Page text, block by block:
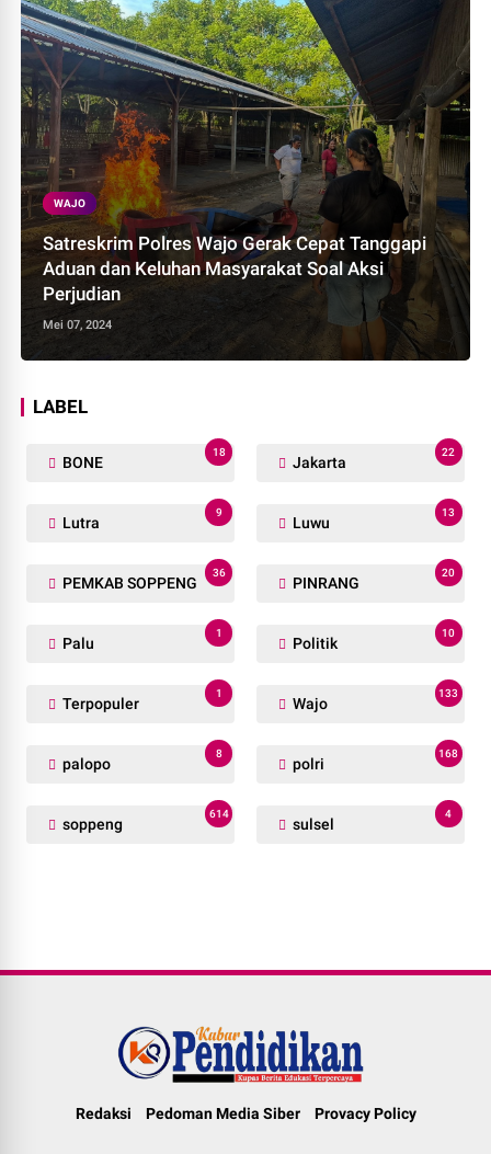
WAJO
Satreskrim Polres Wajo Gerak Cepat Tanggapi
Aduan dan Keluhan Masyarakat Soal Aksi
Perjudian
Mei 07, 2024
LABEL
BONE
18
Jakarta
22
Lutra
9
Luwu
13
PEMKAB SOPPENG
36
PINRANG
20
Palu
1
Politik
10
Terpopuler
1
Wajo
133
palopo
8
polri
168
soppeng
614
sulsel
4
Redaksi Pedoman Media Siber Provacy Policy